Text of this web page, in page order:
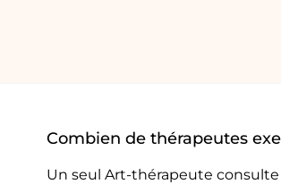
Combien de thérapeutes
Un seul Art-thérapeute